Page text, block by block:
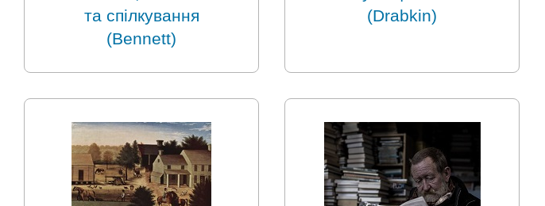
та спілкування
(Bennett)
(Drabkin)